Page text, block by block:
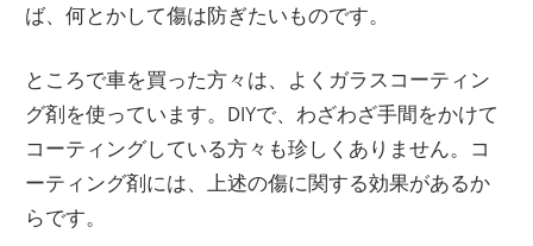
ば、何とかして傷は防ぎたいものです。
ところで車を買った方々は、よくガラスコーティン
グ剤を使っています。DIYで、わざわざ手間をかけて
コーティングしている方々も珍しくありません。コ
ーティング剤には、上述の傷に関する効果があるか
らです。